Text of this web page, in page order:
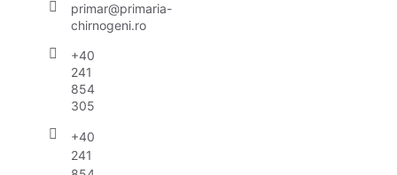
primar@primaria-
chirnogeni.ro
+40
241
854
305
+40
241